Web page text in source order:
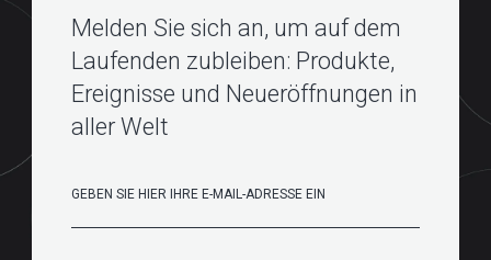
Melden Sie sich an, um auf dem
Laufenden zubleiben: Produkte,
Ereignisse und Neueröffnungen in
aller Welt